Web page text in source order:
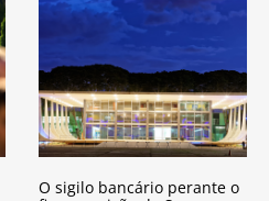
O sigilo bancário perante o